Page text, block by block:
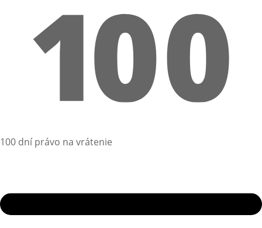
100 dní právo na vrátenie